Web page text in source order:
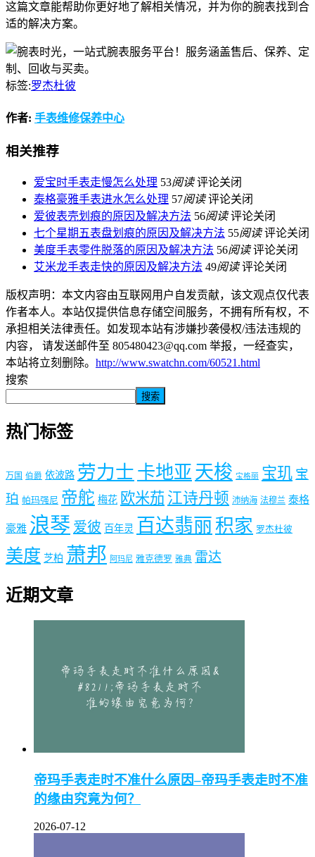
这篇文章能帮助你更好地了解相关情况，并为你的腕表找到合
适的解决方案。
标签:罗杰杜彼
作者: 手表维修保养中心
相关推荐
爱宝时手表走慢怎么处理 53阅读 评论关闭
泰格豪雅手表进水怎么处理 57阅读 评论关闭
爱彼表壳划痕的原因及解决方法 56阅读 评论关闭
七个星期五表盘划痕的原因及解决方法 55阅读 评论关闭
美度手表零件脱落的原因及解决方法 56阅读 评论关闭
艾米龙手表走快的原因及解决方法 49阅读 评论关闭
版权声明：本文内容由互联网用户自发贡献，该文观点仅代表
作者本人。本站仅提供信息存储空间服务，不拥有所有权，不
承担相关法律责任。如发现本站有涉嫌抄袭侵权/违法违规的
内容， 请发送邮件至 805480423@qq.com 举报，一经查实，
本站将立刻删除。 http://www.swatchn.com/60521.html
搜索
搜索
热门标签
万国 伯爵 依波路 劳力士 卡地亚 天梭 宝格丽 宝玑 宝
珀 帕玛强尼 帝舵 梅花 欧米茄 江诗丹顿 沛纳海 法穆兰 泰格
豪雅 浪琴 爱彼 百年灵 百达翡丽 积家 罗杰杜彼
美度 芝柏 萧邦 阿玛尼 雅克德罗 雅典 雷达
近期文章
帝玛手表走时不准什么原因–帝玛手表走时不准
的缘由究竟为何？
2026-07-12